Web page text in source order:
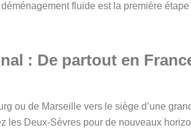
fluide est la première étape
: De partout en
ou de Marseille vers le siège d’une
les Deux-Sèvres pour de nouveaux